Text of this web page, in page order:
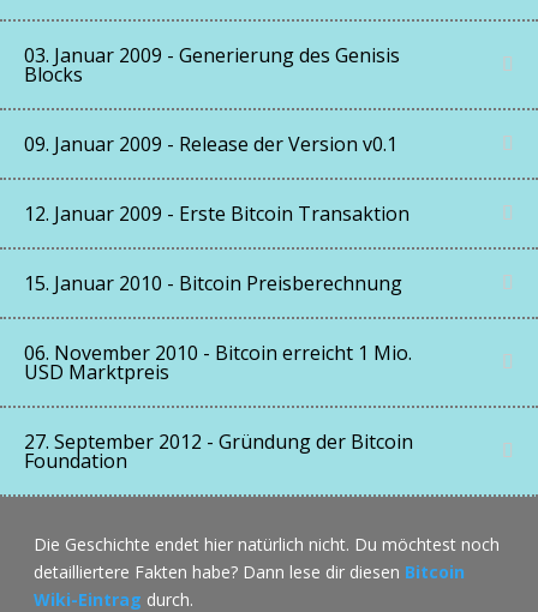
03. Januar 2009 - Generierung des Genisis
Blocks
09. Januar 2009 - Release der Version v0.1
12. Januar 2009 - Erste Bitcoin Transaktion
15. Januar 2010 - Bitcoin Preisberechnung
06. November 2010 - Bitcoin erreicht 1 Mio.
USD Marktpreis
27. September 2012 - Gründung der Bitcoin
Foundation
Die Geschichte endet hier natürlich nicht. Du möchtest noch
detailliertere Fakten habe? Dann lese dir diesen Bitcoin
Wiki-Eintrag durch.